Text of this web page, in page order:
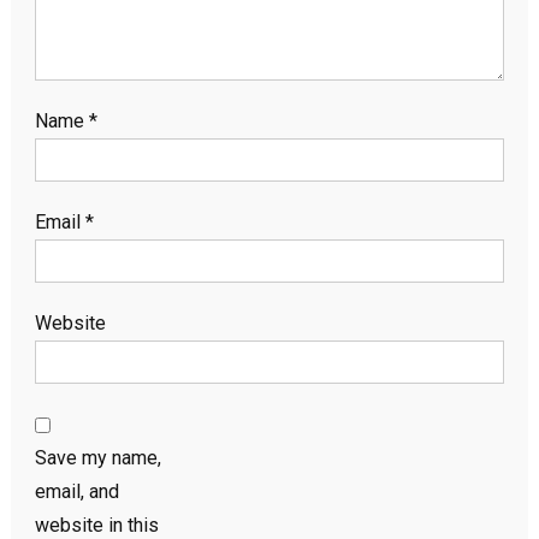
Name *
Email *
Website
Save my name,
email, and
website in this